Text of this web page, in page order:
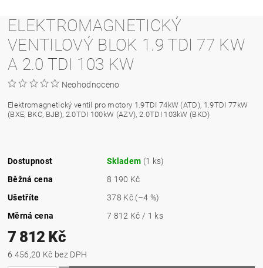
ELEKTROMAGNETICKÝ
VENTILOVÝ BLOK 1.9 TDI 77 KW
A 2.0 TDI 103 KW
Neohodnoceno
Elektromagnetický ventil pro motory 1.9TDI 74kW (ATD), 1.9TDI 77kW
(BXE, BKC, BJB), 2.0TDI 100kW (AZV), 2.0TDI 103kW (BKD)
Dostupnost Skladem (1 ks)
Běžná cena
8 190 Kč
Ušetříte
378 Kč (–4 %)
Měrná cena
7 812 Kč / 1 ks
7 812 Kč
6 456,20 Kč bez DPH